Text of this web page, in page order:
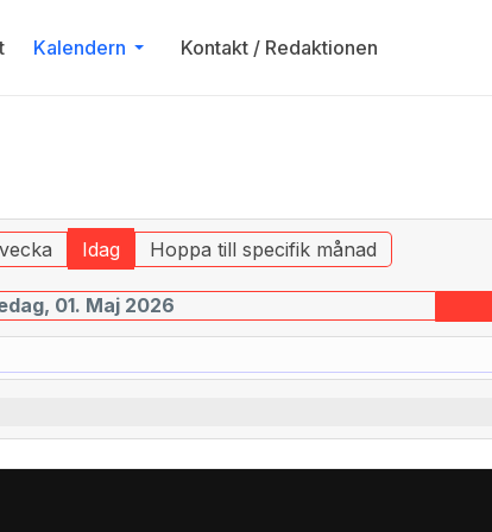
Kalendern Kontakt / Redaktionen
Idag Hoppa till specifik månad
01. Maj 2026